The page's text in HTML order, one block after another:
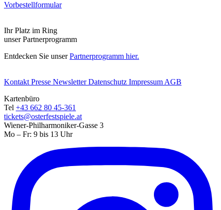
Vorbestellformular
Ihr Platz im Ring
unser Partnerprogramm
Entdecken Sie unserPartnerprogramm hier.
Kontakt Presse NewsletterDatenschutz Impressum AGB
Kartenbüro
Tel +43 662 80 45-361
tickets@osterfestspiele.at
Wiener-Philharmoniker-Gasse 3
Mo – Fr: 9 bis 13 Uhr